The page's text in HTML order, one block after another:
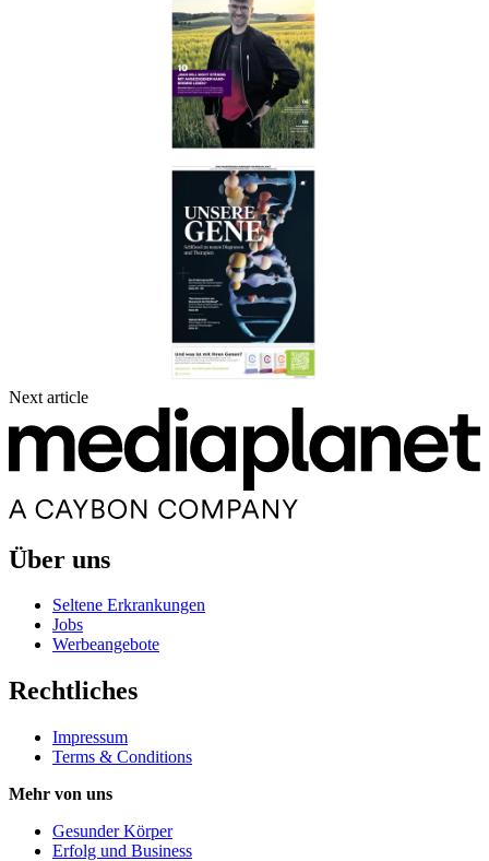
Next article
Über uns
Seltene Erkrankungen
Jobs
Werbeangebote
Rechtliches
Impressum
Terms & Conditions
Mehr von uns
Gesunder Körper
Erfolg und Business